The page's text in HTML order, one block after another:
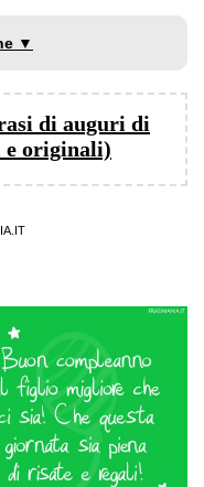
▼
di auguri di
e originali)